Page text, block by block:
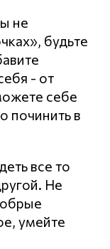
не
будьте
- от
себе
починить в
все то
Не
умейте